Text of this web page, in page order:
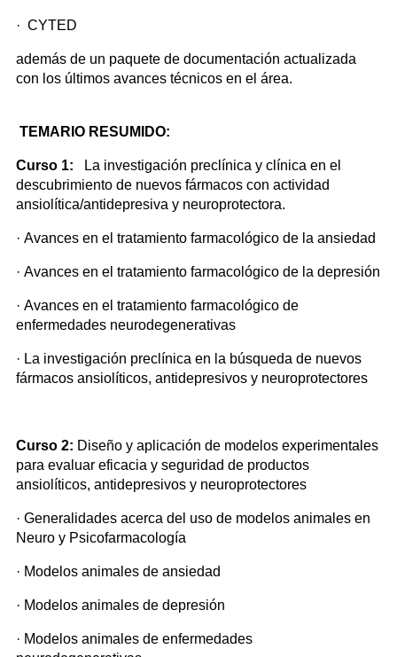
· CYTED
además de un paquete de documentación actualizada
con los últimos avances técnicos en el área.
TEMARIO RESUMIDO:
Curso 1: La investigación preclínica y clínica en el
descubrimiento de nuevos fármacos con actividad
ansiolítica/antidepresiva y neuroprotectora.
· Avances en el tratamiento farmacológico de la ansiedad
· Avances en el tratamiento farmacológico de la depresión
· Avances en el tratamiento farmacológico de
enfermedades neurodegenerativas
· La investigación preclínica en la búsqueda de nuevos
fármacos ansiolíticos, antidepresivos y neuroprotectores
Curso 2: Diseño y aplicación de modelos experimentales
para evaluar eficacia y seguridad de productos
ansiolíticos, antidepresivos y neuroprotectores
· Generalidades acerca del uso de modelos animales en
Neuro y Psicofarmacología
· Modelos animales de ansiedad
· Modelos animales de depresión
· Modelos animales de enfermedades